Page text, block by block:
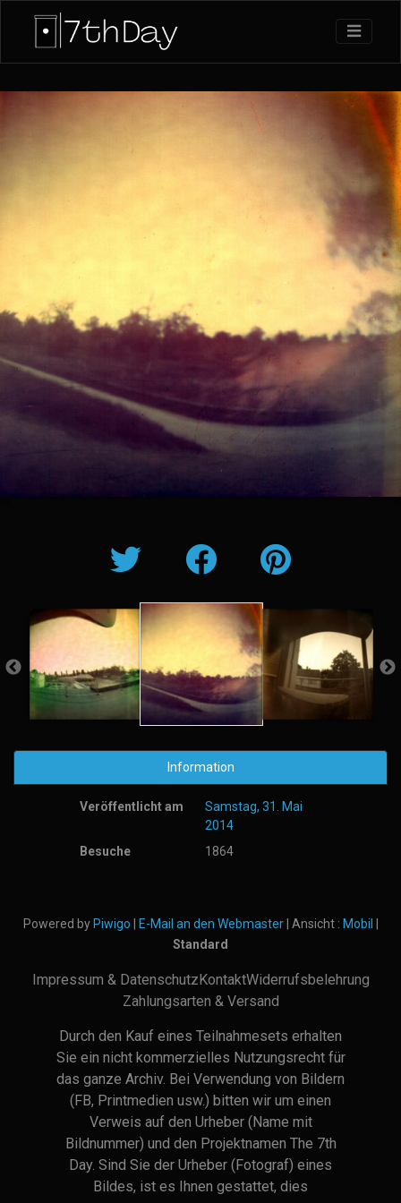
Information
Veröffentlicht am
Samstag, 31. Mai
2014
Besuche
1864
Powered by Piwigo E-Mail an den Webmaster| Ansicht : Mobil
Standard
Impressum & DatenschutzKontaktWiderrufsbelehrung
Zahlungsarten & Versand
Durch den Kauf eines Teilnahmesets erhalten
Sie ein nicht kommerzielles Nutzungsrecht für
das ganze Archiv. Bei Verwendung von Bildern
(FB, Printmedien usw.) bitten wir um einen
Verweis auf den Urheber (Name mit
Bildnummer) und den Projektnamen The 7th
Day. Sind Sie der Urheber (Fotograf) eines
Bildes, ist es Ihnen gestattet, dies